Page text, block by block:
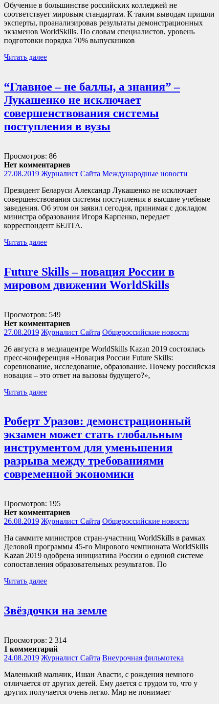
Обучение в большинстве российских колледжей не
соответствует мировым стандартам. К таким выводам пришли
эксперты, проанализировав результаты демонстрационных
экзаменов WorldSkills. По словам специалистов, уровень
подготовки порядка 70% выпускников
Читать далее
“Главное – не баллы, а знания” –
Лукашенко не исключает
совершенствования системы
поступления в вузы
Просмотров: 86
Нет комментариев
27.08.2019 Журналист Сайта Международные новости
Президент Беларуси Александр Лукашенко не исключает
совершенствования системы поступления в высшие учебные
заведения. Об этом он заявил сегодня, принимая с докладом
министра образования Игоря Карпенко, передает
корреспондент БЕЛТА.
Читать далее
Future Skills – новация России в
мировом движении WorldSkills
Просмотров: 549
Нет комментариев
27.08.2019 Журналист Сайта Общероссийские новости
26 августа в медиацентре WorldSkills Kazan 2019 состоялась
пресс-конференция «Новация России Future Skills:
соревнование, исследование, образование. Почему российская
новация – это ответ на вызовы будущего?»,
Читать далее
Роберт Уразов: демонстрационный
экзамен может стать глобальным
инструментом для уменьшения
разрыва между требованиями
современной экономики
Просмотров: 195
Нет комментариев
26.08.2019 Журналист Сайта Общероссийские новости
На саммите министров стран-участниц WorldSkills в рамках
Деловой программы 45-го Мирового чемпионата WorldSkills
Kazan 2019 одобрена инициатива России о единой системе
сопоставления образовательных результатов. По
Читать далее
Звёздочки на земле
Просмотров: 2 314
1 комментарий
24.08.2019 Журналист Сайта Внеурочная фильмотека
Маленький мальчик, Ишан Авасти, с рождения немного
отличается от других детей. Ему дается с трудом то, что у
других получается очень легко. Мир не понимает